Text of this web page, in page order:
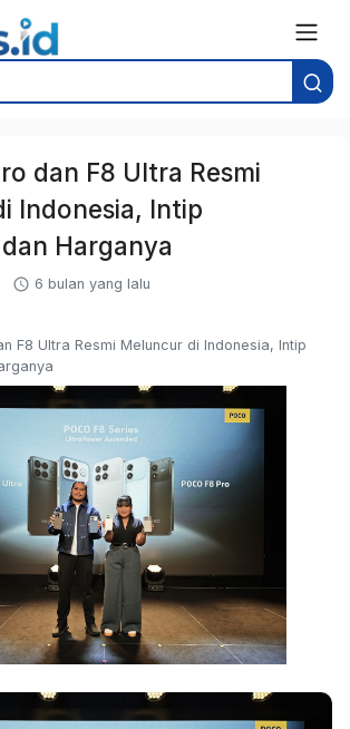
dan F8 Ultra Resmi
Indonesia, Intip
Harganya
6 bulan yang lalu
F8 Ultra Resmi Meluncur di Indonesia, Intip